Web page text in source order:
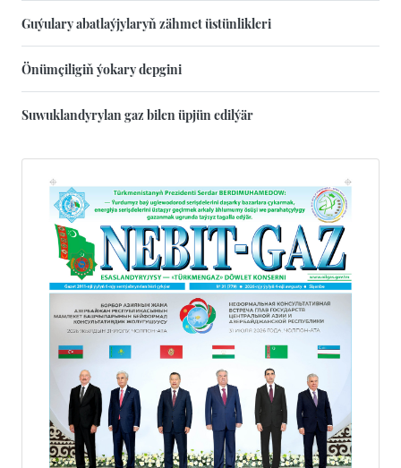
Guýulary abatlaýjylaryň zähmet üstünlikleri
Önümçiligiň ýokary depgini
Suwuklandyrylan gaz bilen üpjün edilýär